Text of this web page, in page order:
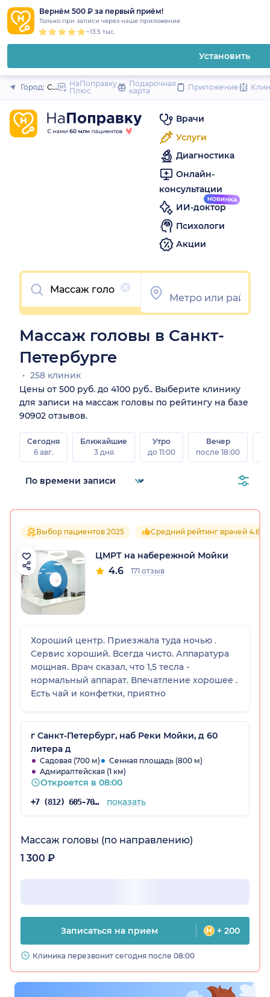
Вернём 500 ₽ за первый приём!
Только при записи через наше приложение
~13.5 тыс.
Установить
Закрыть
Город: Санкт-Петербург
НаПоправку
Плюс
Подарочная
карта
Приложение
Врачи
Услуги
Диагностика
Онлайн-
консультации
ИИ-доктор
Психологи
Акции
Очистить
Массаж головы в Санкт-
Петербурге
258 клиник
Цены от 500 руб. до 4100 руб.. Выберите клинику
для записи на массаж головы по рейтингу на базе
90902 отзывов.
Сегодня
6 авг.
Ближайшие
3 дня
Утро
до 11:00
Вечер
после 18:00
Выбор пациентов 2025 Средний рейтинг врачей 4.6
ЦМРТ на набережной Мойки
4.6 171 отзыв
Хороший центр. Приезжала туда ночью .
Сервис хороший. Всегда чисто. Аппаратура
мощная. Врач сказал, что 1,5 тесла -
нормальный аппарат. Впечатление хорошее .
Есть чай и конфетки, приятно
г Санкт-Петербург, наб Реки Мойки, д 60
литера д
Садовая (700 м)
Сенная площадь (800 м)
Адмиралтейская (1 км)
Откроется в 08:00
+7 (812) 605-70-67 показать
Массаж головы (по направлению)
1 300 ₽
Записаться на прием + 200
Клиника перезвонит сегодня после 08:00